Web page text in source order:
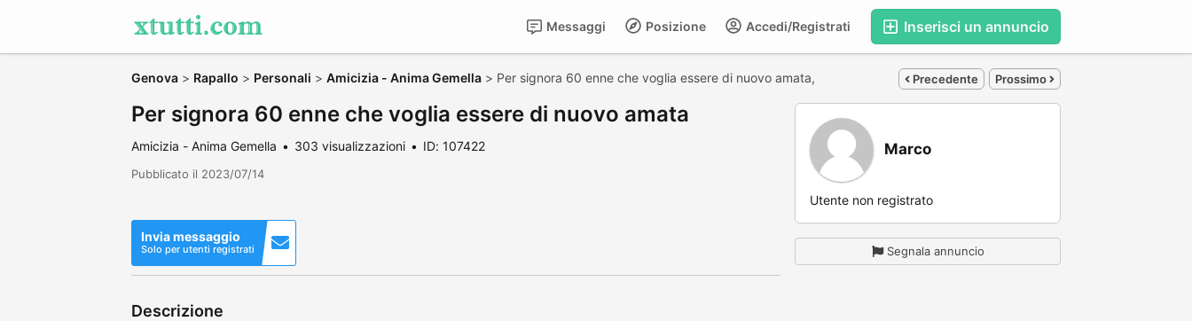
Inserisci un annuncio
Accedi/Registrati
Posizione
Messaggi
Genova > Rapallo > Personali > Amicizia - Anima Gemella > Per signora 60 enne che voglia essere di nuovo amata, Precedente Prossimo
Per signora 60 enne che voglia essere di nuovo amata
Amicizia - Anima Gemella 303 visualizzazioni ID: 107422
Pubblicato il 2023/07/14
Invia messaggio
Solo per utenti registrati
Descrizione
Marco
Utente non registrato
Segnala annuncio